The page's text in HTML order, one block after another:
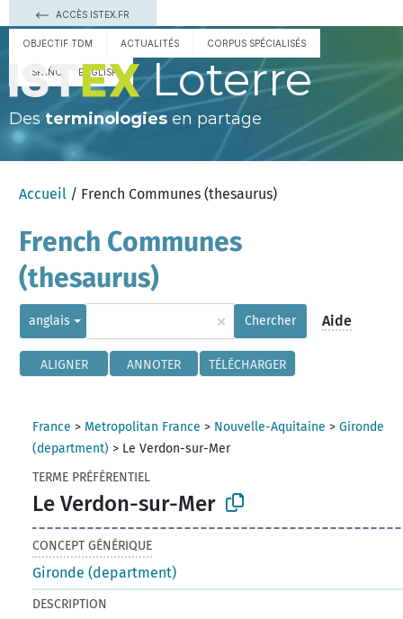
ACCÈS ISTEX.FR
OBJECTIF TDM ACTUALITÉS CORPUS SPÉCIALISÉS
ESPAÑOL ENGLISH Loterre
Des terminologies en partage
Accueil / French Communes (thesaurus)
French Communes
(thesaurus)
anglais × Chercher Aide
ALIGNER ANNOTER TÉLÉCHARGER
France > Metropolitan France > Nouvelle-Aquitaine >Gironde
(department) > Le Verdon-sur-Mer
TERME PRÉFÉRENTIEL
Le Verdon-sur-Mer
CONCEPT GÉNÉRIQUE
Gironde (department)
DESCRIPTION